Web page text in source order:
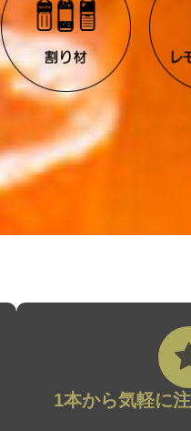
1本から気軽に